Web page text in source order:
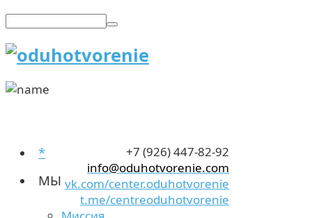
+7 (926) 447-82-92
info@oduhotvorenie.com
vk.com/center.oduhotvorenie
t.me/centreoduhotvorenie
*
МЫ